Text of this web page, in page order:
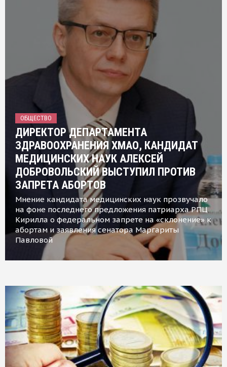
ОБЩЕСТВО
ДИРЕКТОР ДЕПАРТАМЕНТА
ЗДРАВООХРАНЕНИЯ ХМАО, КАНДИДАТ
МЕДИЦИНСКИХ НАУК АЛЕКСЕЙ
ДОБРОВОЛЬСКИЙ ВЫСТУПИЛ ПРОТИВ
ЗАПРЕТА АБОРТОВ
Мнение кандидата медицинских наук прозвучало
на фоне последнего предложения патриарха РПЦ
Кирилла о федеральном запрете на «склонение» к
абортам и заявления сенатора Маргариты
Павловой